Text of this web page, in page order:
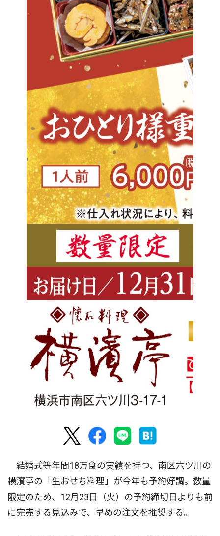
結婚式等年間18万食の実績を持つ、南区六ツ川の
横濱亭の「生おせち料理」が今年も予約好調。数量
限定のため、12月23日（火）の予約締切日よりも前
に完売する見込みで、早めの注文を推奨する。